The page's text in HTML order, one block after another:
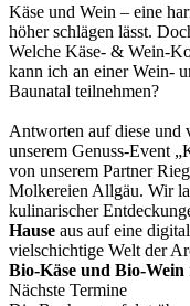
Käse und Wein – eine
höher schlägen lässt.
Welche Käse- & Wein-
kann ich an einer Wein-
Baunatal teilnehmen?
Antworten auf diese und
unserem Genuss-Event
von unserem Partner
Molkereien Allgäu. Wir
kulinarischer
Hause aus auf eine
vielschichtige Welt der
Bio-Käse und Bio-Wein
Nächste Termine